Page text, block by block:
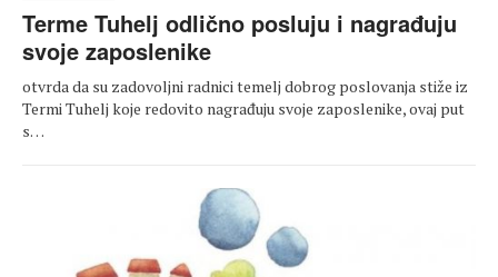
Terme Tuhelj odlično posluju i nagrađuju
svoje zaposlenike
otvrda da su zadovoljni radnici temelj dobrog poslovanja stiže iz
Termi Tuhelj koje redovito nagrađuju svoje zaposlenike, ovaj put
s…